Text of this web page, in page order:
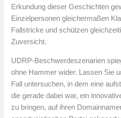
Erkundung dieser Geschichten
Einzelpersonen gleichermaßen
Fallstricke und schützen
Zuversicht.
UDRP-Beschwerdeszenarien
ohne Hammer wider. Lassen Sie
Fall untersuchen, in dem eine
die gerade dabei war, ein
zu bringen, auf ihren